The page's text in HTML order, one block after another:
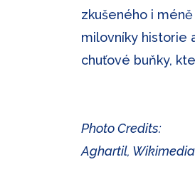
zkušeného i
milovníky historie
chuťové buňky,
Photo Credits:
Aghartil, Wikimedia